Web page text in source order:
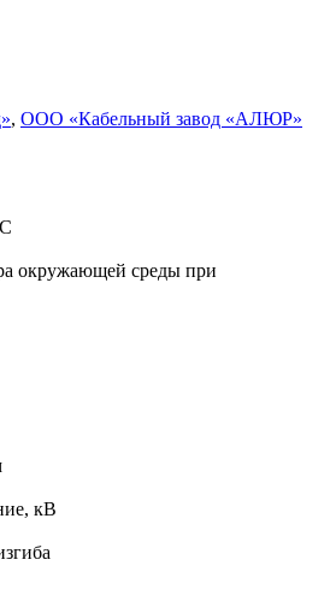
, ООО «Кабельный завод «АЛЮР»
окружающей среды при
кВ